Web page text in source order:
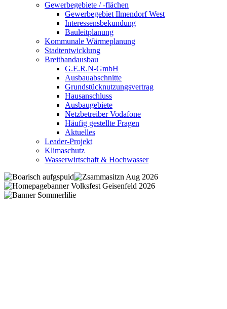
Gewerbegebiete / -flächen
Gewerbegebiet Ilmendorf West
Interessensbekundung
Bauleitplanung
Kommunale Wärmeplanung
Stadtentwicklung
Breitbandausbau
G.E.R.N-GmbH
Ausbauabschnitte
Grundstücknutzungsvertrag
Hausanschluss
Ausbaugebiete
Netzbetreiber Vodafone
Häufig gestellte Fragen
Aktuelles
Leader-Projekt
Klimaschutz
Wasserwirtschaft & Hochwasser